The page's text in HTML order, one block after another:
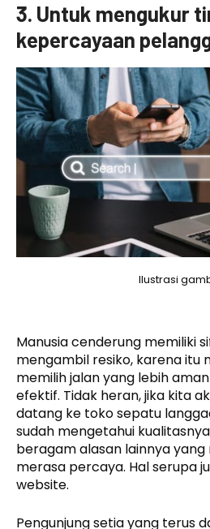
3. Untuk mengukur
kepercayaan
Ilustrasi
Manusia cenderung memiliki
mengambil resiko, karena itu
memilih jalan yang lebih
efektif. Tidak heran, jika kita
datang ke toko sepatu
sudah mengetahui
beragam alasan lainnya
merasa percaya. Hal serupa
website.
Pengunjung setia yang terus